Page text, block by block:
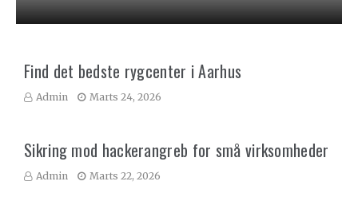
Find det bedste rygcenter i Aarhus
Admin Marts 24, 2026
Sikring mod hackerangreb for små virksomheder
Admin Marts 22, 2026